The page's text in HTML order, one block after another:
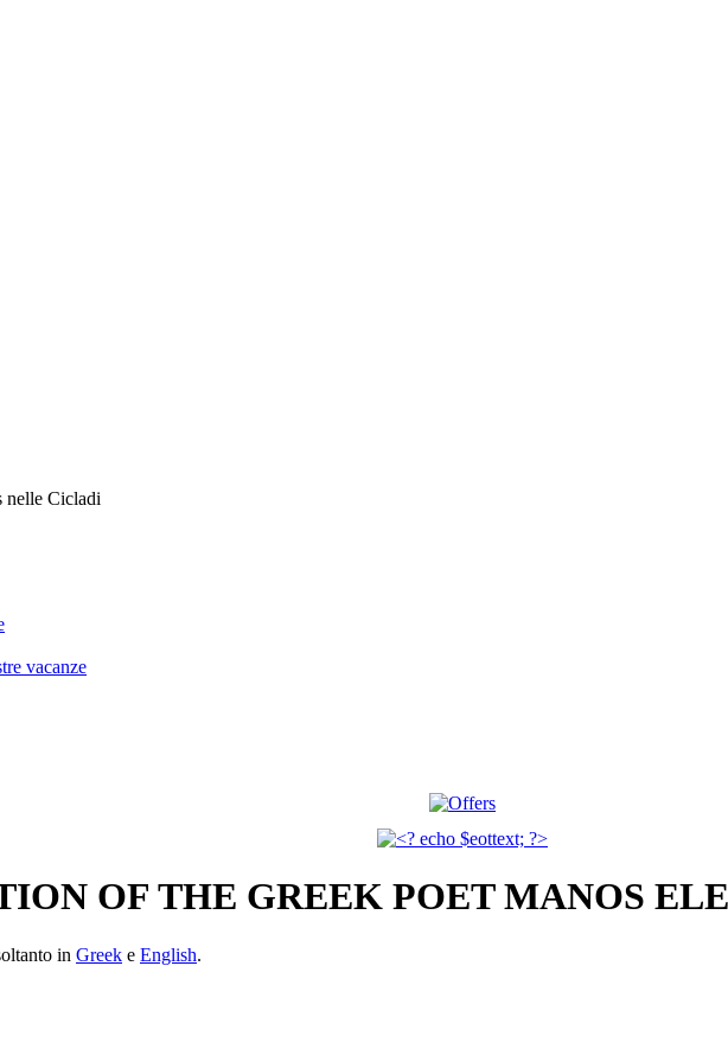
nelle Cicladi
vacanze
OF THE GREEK POET MANOS
in Greek e English.